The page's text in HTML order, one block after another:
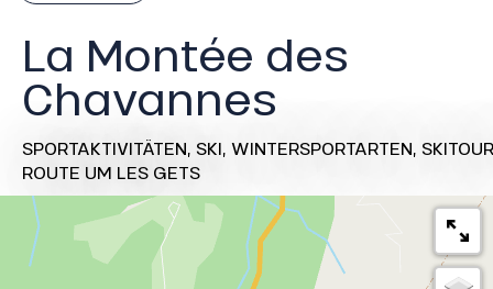
La Montée des
Chavannes
SPORTAKTIVITÄTEN, SKI, WINTERSPORTARTEN,
ROUTE UM LES GETS